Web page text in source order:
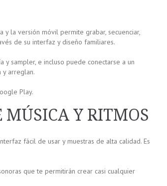
y la versión móvil permite grabar, secuenciar,
de su interfaz y diseño familiares.
sampler, e incluso puede conectarse a un
y arreglan.
Play.
MÚSICA Y RITMOS
fácil de usar y muestras de alta calidad. Es
que te permitirán crear casi cualquier